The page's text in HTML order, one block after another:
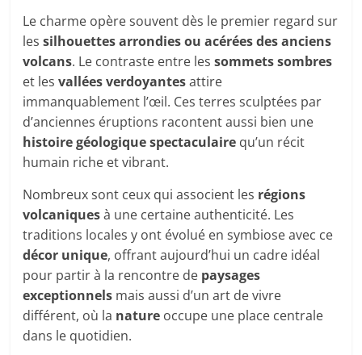
Le charme opère souvent dès le premier regard sur
lessilhouettes arrondies ou acérées des anciens
volcans. Le contraste entre lessommets sombres
et lesvallées verdoyantesattire
immanquablement l’œil. Ces terres sculptées par
d’anciennes éruptions racontent aussi bien une
histoire géologique spectaculaire qu’un récit
humain riche et vibrant.
Nombreux sont ceux qui associent les régions
volcaniquesà une certaine authenticité. Les
traditions locales y ont évolué en symbiose avec ce
décor unique, offrant aujourd’hui un cadre idéal
pour partir à la rencontre de paysages
exceptionnels mais aussi d’un art de vivre
différent, où la nature occupe une place centrale
dans le quotidien.